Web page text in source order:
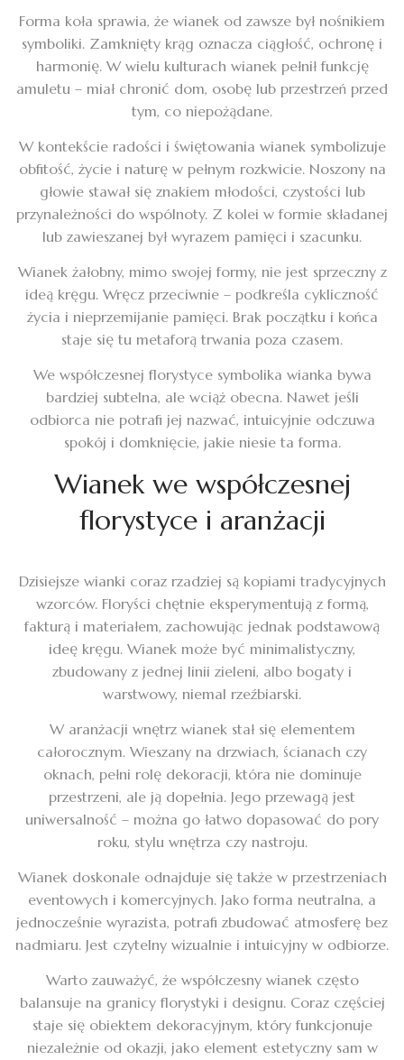
Forma koła sprawia, że wianek od zawsze był nośnikiem
symboliki. Zamknięty krąg oznacza ciągłość, ochronę i
harmonię. W wielu kulturach wianek pełnił funkcję
amuletu – miał chronić dom, osobę lub przestrzeń przed
tym, co niepożądane.
W kontekście radości i świętowania wianek symbolizuje
obfitość, życie i naturę w pełnym rozkwicie. Noszony na
głowie stawał się znakiem młodości, czystości lub
przynależności do wspólnoty. Z kolei w formie składanej
lub zawieszanej był wyrazem pamięci i szacunku.
Wianek żałobny, mimo swojej formy, nie jest sprzeczny z
ideą kręgu. Wręcz przeciwnie – podkreśla cykliczność
życia i nieprzemijanie pamięci. Brak początku i końca
staje się tu metaforą trwania poza czasem.
We współczesnej florystyce symbolika wianka bywa
bardziej subtelna, ale wciąż obecna. Nawet jeśli
odbiorca nie potrafi jej nazwać, intuicyjnie odczuwa
spokój i domknięcie, jakie niesie ta forma.
Wianek we współczesnej
florystyce i aranżacji
Dzisiejsze wianki coraz rzadziej są kopiami tradycyjnych
wzorców. Floryści chętnie eksperymentują z formą,
fakturą i materiałem, zachowując jednak podstawową
ideę kręgu. Wianek może być minimalistyczny,
zbudowany z jednej linii zieleni, albo bogaty i
warstwowy, niemal rzeźbiarski.
W aranżacji wnętrz wianek stał się elementem
całorocznym. Wieszany na drzwiach, ścianach czy
oknach, pełni rolę dekoracji, która nie dominuje
przestrzeni, ale ją dopełnia. Jego przewagą jest
uniwersalność – można go łatwo dopasować do pory
roku, stylu wnętrza czy nastroju.
Wianek doskonale odnajduje się także w przestrzeniach
eventowych i komercyjnych. Jako forma neutralna, a
jednocześnie wyrazista, potrafi zbudować atmosferę bez
nadmiaru. Jest czytelny wizualnie i intuicyjny w odbiorze.
Warto zauważyć, że współczesny wianek często
balansuje na granicy florystyki i designu. Coraz częściej
staje się obiektem dekoracyjnym, który funkcjonuje
niezależnie od okazji, jako element estetyczny sam w